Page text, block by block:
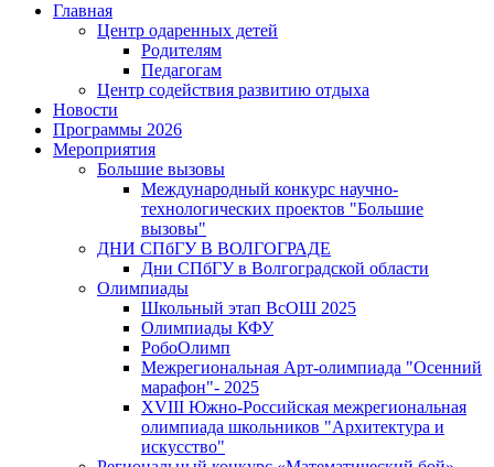
Главная
Центр одаренных детей
Родителям
Педагогам
Центр содействия развитию отдыха
Новости
Программы 2026
Мероприятия
Большие вызовы
Международный конкурс научно-
технологических проектов "Большие
вызовы"
ДНИ СПбГУ В ВОЛГОГРАДЕ
Дни СПбГУ в Волгоградской области
Олимпиады
Школьный этап ВсОШ 2025
Олимпиады КФУ
РобоОлимп
Межрегиональная Арт-олимпиада "Осенний
марафон"- 2025
XVIII Южно-Российская межрегиональная
олимпиада школьников "Архитектура и
искусство"